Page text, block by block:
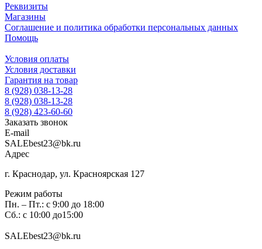
Реквизиты
Магазины
Соглашение и политика обработки персональных данных
Помощь
Условия оплаты
Условия доставки
Гарантия на товар
8 (928) 038-13-28
8 (928) 038-13-28
8 (928) 423-60-60
Заказать звонок
E-mail
SALEbest23@bk.ru
Адрес
г. Краснодар, ул. Красноярская 127
Режим работы
Пн. – Пт.: с 9:00 до 18:00
Сб.: с 10:00 до15:00
SALEbest23@bk.ru